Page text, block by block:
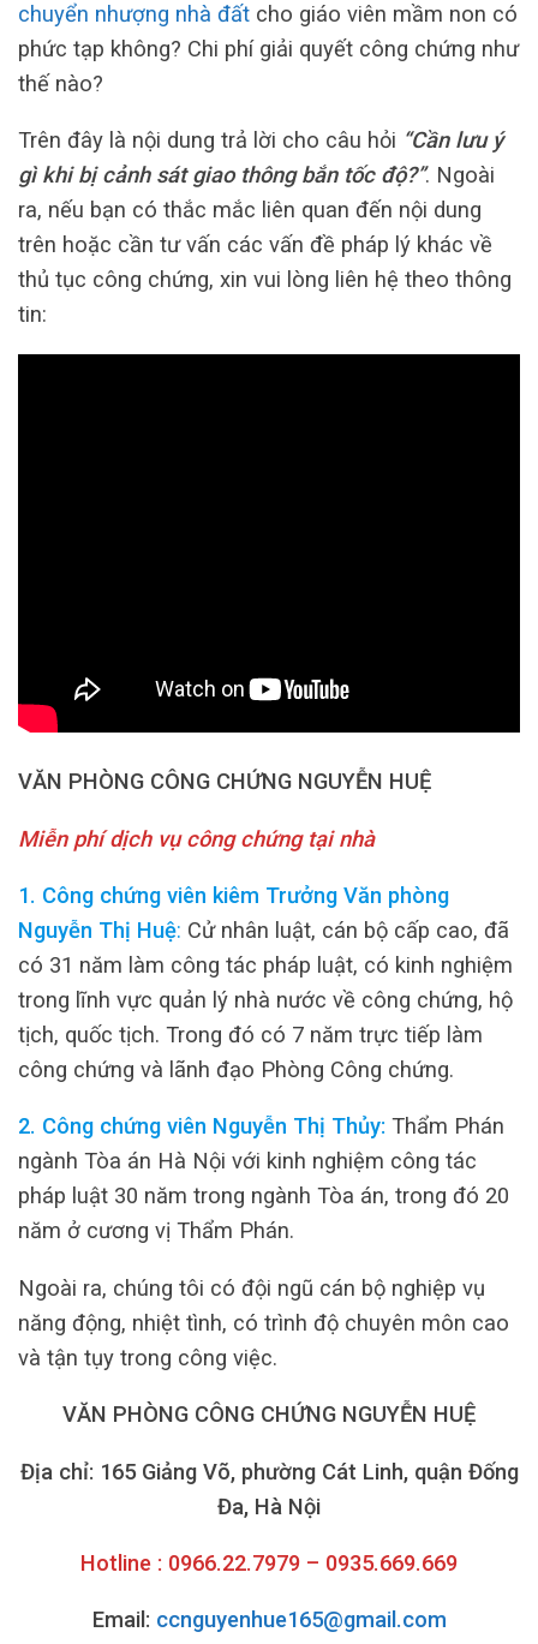
chuyển nhượng nhà đất cho giáo viên mầm non có
phức tạp không? Chi phí giải quyết công chứng như
thế nào?
Trên đây là nội dung trả lời cho câu hỏi “Cần lưu ý
gì khi bị cảnh sát giao thông bắn tốc độ?”. Ngoài
ra, nếu bạn có thắc mắc liên quan đến nội dung
trên hoặc cần tư vấn các vấn đề pháp lý khác về
thủ tục công chứng, xin vui lòng liên hệ theo thông
tin:
VĂN PHÒNG CÔNG CHỨNG NGUYỄN HUỆ
Miễn phí dịch vụ công chứng tại nhà
1. Công chứng viên kiêm Trưởng Văn phòng
Nguyễn Thị Huệ: Cử nhân luật, cán bộ cấp cao, đã
có 31 năm làm công tác pháp luật, có kinh nghiệm
trong lĩnh vực quản lý nhà nước về công chứng, hộ
tịch, quốc tịch. Trong đó có 7 năm trực tiếp làm
công chứng và lãnh đạo Phòng Công chứng.
2. Công chứng viên Nguyễn Thị Thủy: Thẩm Phán
ngành Tòa án Hà Nội với kinh nghiệm công tác
pháp luật 30 năm trong ngành Tòa án, trong đó 20
năm ở cương vị Thẩm Phán.
Ngoài ra, chúng tôi có đội ngũ cán bộ nghiệp vụ
năng động, nhiệt tình, có trình độ chuyên môn cao
và tận tụy trong công việc.
VĂN PHÒNG CÔNG CHỨNG NGUYỄN HUỆ
Địa chỉ: 165 Giảng Võ, phường Cát Linh, quận Đống
Đa, Hà Nội
Hotline : 0966.22.7979 – 0935.669.669
Email: ccnguyenhue165@gmail.com